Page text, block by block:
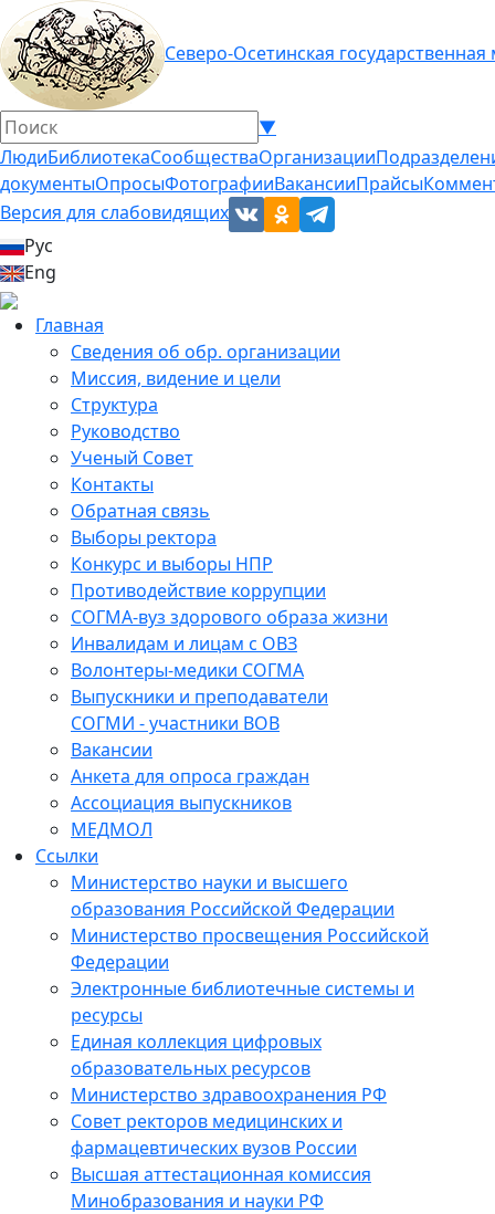
Северо-Осетинская
▼
ЛюдиБиблиотекаСообществаОрганизации
документыОпросыФотографииВакансииПрайсы
Версия для слабовидящих
Рус
Eng
Главная
Сведения об обр. организации
Миссия, видение и цели
Структура
Руководство
Ученый Совет
Контакты
Обратная связь
Выборы ректора
Конкурс и выборы НПР
Противодействие коррупции
СОГМА-вуз здорового образа жизни
Инвалидам и лицам с ОВЗ
Волонтеры-медики СОГМА
Выпускники и преподаватели
СОГМИ - участники ВОВ
Вакансии
Анкета для опроса граждан
Ассоциация выпускников
МЕДМОЛ
Ссылки
Министерство науки и высшего
образования Российской Федерации
Министерство просвещения Российской
Федерации
Электронные библиотечные системы и
ресурсы
Единая коллекция цифровых
образовательных ресурсов
Министерство здравоохранения РФ
Совет ректоров медицинских и
фармацевтических вузов России
Высшая аттестационная комиссия
Минобразования и науки РФ